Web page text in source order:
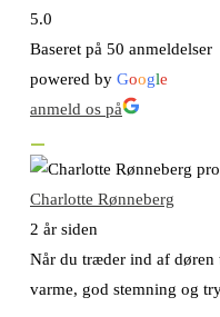
5.0
Baseret på 50 anmeldelser
powered by Google
anmeld os på
Charlotte Rønneberg
2 år siden
Når du træder ind af døren
varme, god stemning og